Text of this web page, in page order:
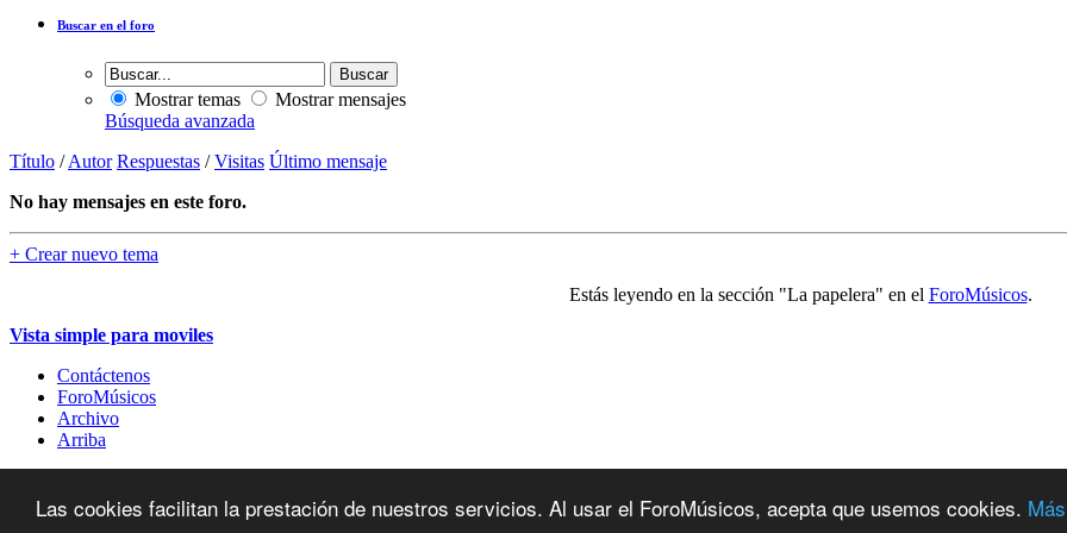
Las cookies facilitan la prestación de nuestros servicios. Al usar el ForoMúsicos, acepta que usemos cookies.
Buscar en el foro
Mostrar temas
Mostrar mensajes
Búsqueda avanzada
Título /Autor Respuestas /Visitas Último mensaje
No hay mensajes en este foro.
+ Crear nuevo tema
Estás leyendo en la sección "La papelera" en el ForoMúsicos.
Vista simple para moviles
Contáctenos
ForoMúsicos
Archivo
Arriba
2004 - 2026 © foromúsicos.es - reservados todos los derechos